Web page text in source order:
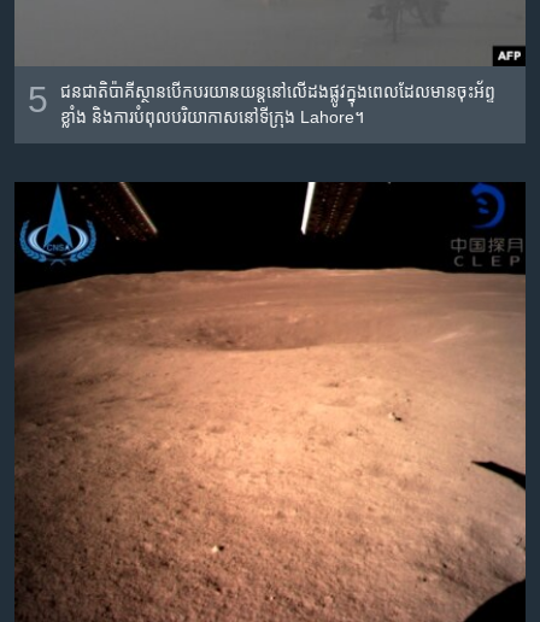
5
ជន​ជាតិ​ប៉ាគីស្ថាន​បើក​បរ​យាន​យន្ត​នៅ​លើ​ដង​ផ្លូវ​​ក្នុង​ពេល​ដែល​មាន​ចុះ​អ័ព្ទ​
ខ្លាំង​ និង​​​ការ​បំពុល​បរិយាកាស​នៅ​ទីក្រុង​ Lahore។